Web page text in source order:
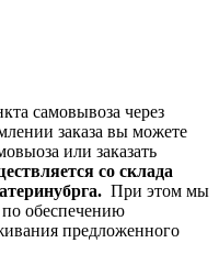
самовывоза через
заказа вы можете
или заказать
со склада
При этом мы
обеспечению
предложенного